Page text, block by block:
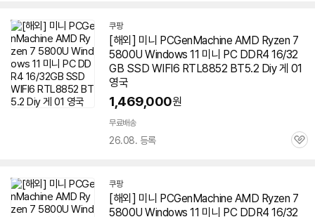
쿠팡
[해외] 미니 PCGenMachine AMD Ryzen 7
5800U Windows 11 미니 PC DDR4 16/32
GB SSD WIFI6 RTL8852 BT5.2 Diy 게 01
영국
1,469,000원
무료배송
26.08. 등록
관
쿠팡
[해외] 미니 PCGenMachine AMD Ryzen 7
5800U Windows 11 미니 PC DDR4 16/32